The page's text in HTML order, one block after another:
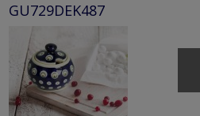
GU729DEK487